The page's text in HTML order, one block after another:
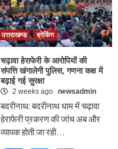
उत्तराखण्ड ब्रेकिंग
चढ़ावा हेराफेरी के आरोपियों की
संपत्ति खंगालेगी पुलिस, गणना कक्ष में
बढ़ाई गई सुरक्षा
2 weeks ago newsadmin
बदरीनाथ: बदरीनाथ धाम में चढ़ावा
हेराफेरी प्रकरण की जांच अब और
व्यापक होती जा रही…